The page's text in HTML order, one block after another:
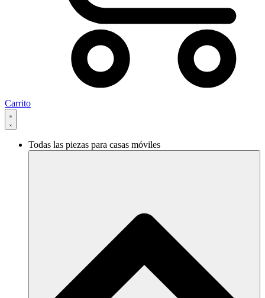
Carrito
Todas las piezas para casas móviles